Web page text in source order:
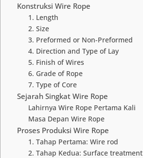
Konstruksi Wire Rope
1. Length
2. Size
3. Preformed or Non-Preformed
4. Direction and Type of Lay
5. Finish of Wires
6. Grade of Rope
7. Type of Core
Sejarah Singkat Wire Rope
Lahirnya Wire Rope Pertama Kali
Masa Depan Wire Rope
Proses Produksi Wire Rope
1. Tahap Pertama: Wire rod
2. Tahap Kedua: Surface treatment